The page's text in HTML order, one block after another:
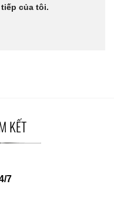
của tôi.
KẾT
7